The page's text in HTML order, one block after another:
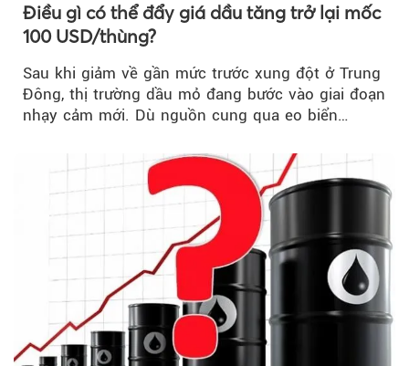
Điều gì có thể đẩy giá dầu tăng trở lại mốc
100 USD/thùng?
Sau khi giảm về gần mức trước xung đột ở Trung
Đông, thị trường dầu mỏ đang bước vào giai đoạn
nhạy cảm mới. Dù nguồn cung qua eo biển